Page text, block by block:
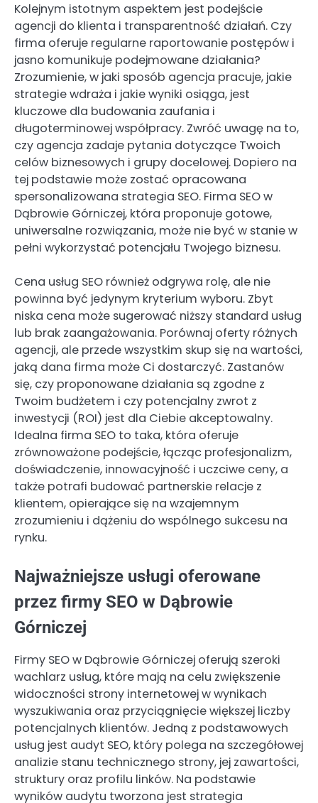
Kolejnym istotnym aspektem jest podejście
agencji do klienta i transparentność działań. Czy
firma oferuje regularne raportowanie postępów i
jasno komunikuje podejmowane działania?
Zrozumienie, w jaki sposób agencja pracuje, jakie
strategie wdraża i jakie wyniki osiąga, jest
kluczowe dla budowania zaufania i
długoterminowej współpracy. Zwróć uwagę na to,
czy agencja zadaje pytania dotyczące Twoich
celów biznesowych i grupy docelowej. Dopiero na
tej podstawie może zostać opracowana
spersonalizowana strategia SEO. Firma SEO w
Dąbrowie Górniczej, która proponuje gotowe,
uniwersalne rozwiązania, może nie być w stanie w
pełni wykorzystać potencjału Twojego biznesu.
Cena usług SEO również odgrywa rolę, ale nie
powinna być jedynym kryterium wyboru. Zbyt
niska cena może sugerować niższy standard usług
lub brak zaangażowania. Porównaj oferty różnych
agencji, ale przede wszystkim skup się na wartości,
jaką dana firma może Ci dostarczyć. Zastanów
się, czy proponowane działania są zgodne z
Twoim budżetem i czy potencjalny zwrot z
inwestycji (ROI) jest dla Ciebie akceptowalny.
Idealna firma SEO to taka, która oferuje
zrównoważone podejście, łącząc profesjonalizm,
doświadczenie, innowacyjność i uczciwe ceny, a
także potrafi budować partnerskie relacje z
klientem, opierające się na wzajemnym
zrozumieniu i dążeniu do wspólnego sukcesu na
rynku.
Najważniejsze usługi oferowane
przez firmy SEO w Dąbrowie
Górniczej
Firmy SEO w Dąbrowie Górniczej oferują szeroki
wachlarz usług, które mają na celu zwiększenie
widoczności strony internetowej w wynikach
wyszukiwania oraz przyciągnięcie większej liczby
potencjalnych klientów. Jedną z podstawowych
usług jest audyt SEO, który polega na szczegółowej
analizie stanu technicznego strony, jej zawartości,
struktury oraz profilu linków. Na podstawie
wyników audytu tworzona jest strategia